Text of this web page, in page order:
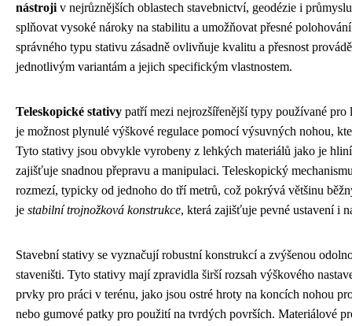
nástroji v nejrůznějších oblastech stavebnictví, geodézie i
splňovat vysoké nároky na stabilitu a umožňovat přesné
správného typu stativu zásadně ovlivňuje kvalitu a přesnost
jednotlivým variantám a jejich specifickým vlastnostem.
Teleskopické stativy patří mezi nejrozšířenější typy používané
je možnost plynulé výškové regulace pomocí výsuvných nohou,
Tyto stativy jsou obvykle vyrobeny z lehkých materiálů jako je
zajišťuje snadnou přepravu a manipulaci. Teleskopický
rozmezí, typicky od jednoho do tří metrů, což pokrývá většinu
je stabilní trojnožková konstrukce, která zajišťuje pevné ustavení i
Stavební stativy se vyznačují robustní konstrukcí a zvýšenou
staveništi. Tyto stativy mají zpravidla širší rozsah výškového
prvky pro práci v terénu, jako jsou ostré hroty na koncích nohou
nebo gumové patky pro použití na tvrdých površích. Materiálové